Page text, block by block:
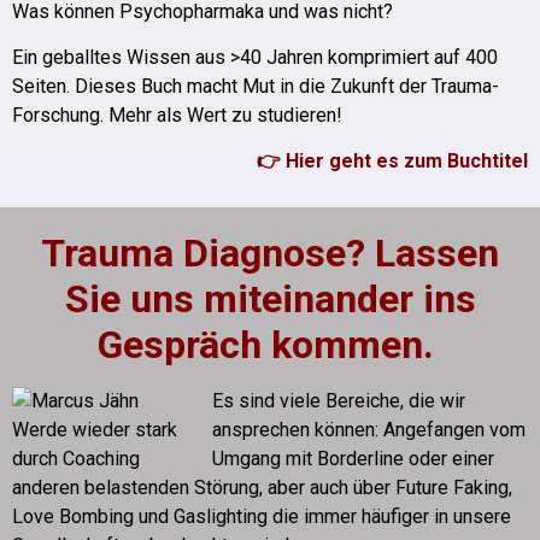
Was können Psychopharmaka und was nicht?
Ein geballtes Wissen aus >40 Jahren komprimiert auf 400
Seiten. Dieses Buch macht Mut in die Zukunft der Trauma-
Forschung. Mehr als Wert zu studieren!
👉 Hier geht es zum Buchtitel
Trauma Diagnose? Lassen
Sie uns miteinander ins
Gespräch kommen.
Es sind viele Bereiche, die wir
ansprechen können: Angefangen vom
Umgang mit Borderline oder einer
anderen belastenden Störung, aber auch über Future Faking,
Love Bombing und Gaslighting die immer häufiger in unsere